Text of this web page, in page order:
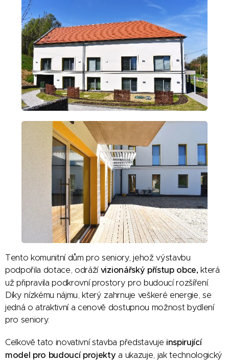
Tento komunitní dům pro seniory, jehož výstavbu
podpořila dotace, odráží vizionářský přístup obce, která
už připravila podkrovní prostory pro budoucí rozšíření.
Díky nízkému nájmu, který zahrnuje veškeré energie, se
jedná o atraktivní a cenově dostupnou možnost bydlení
pro seniory.
Celkově tato inovativní stavba představuje inspirující
model pro budoucí projekty a ukazuje, jak technologický